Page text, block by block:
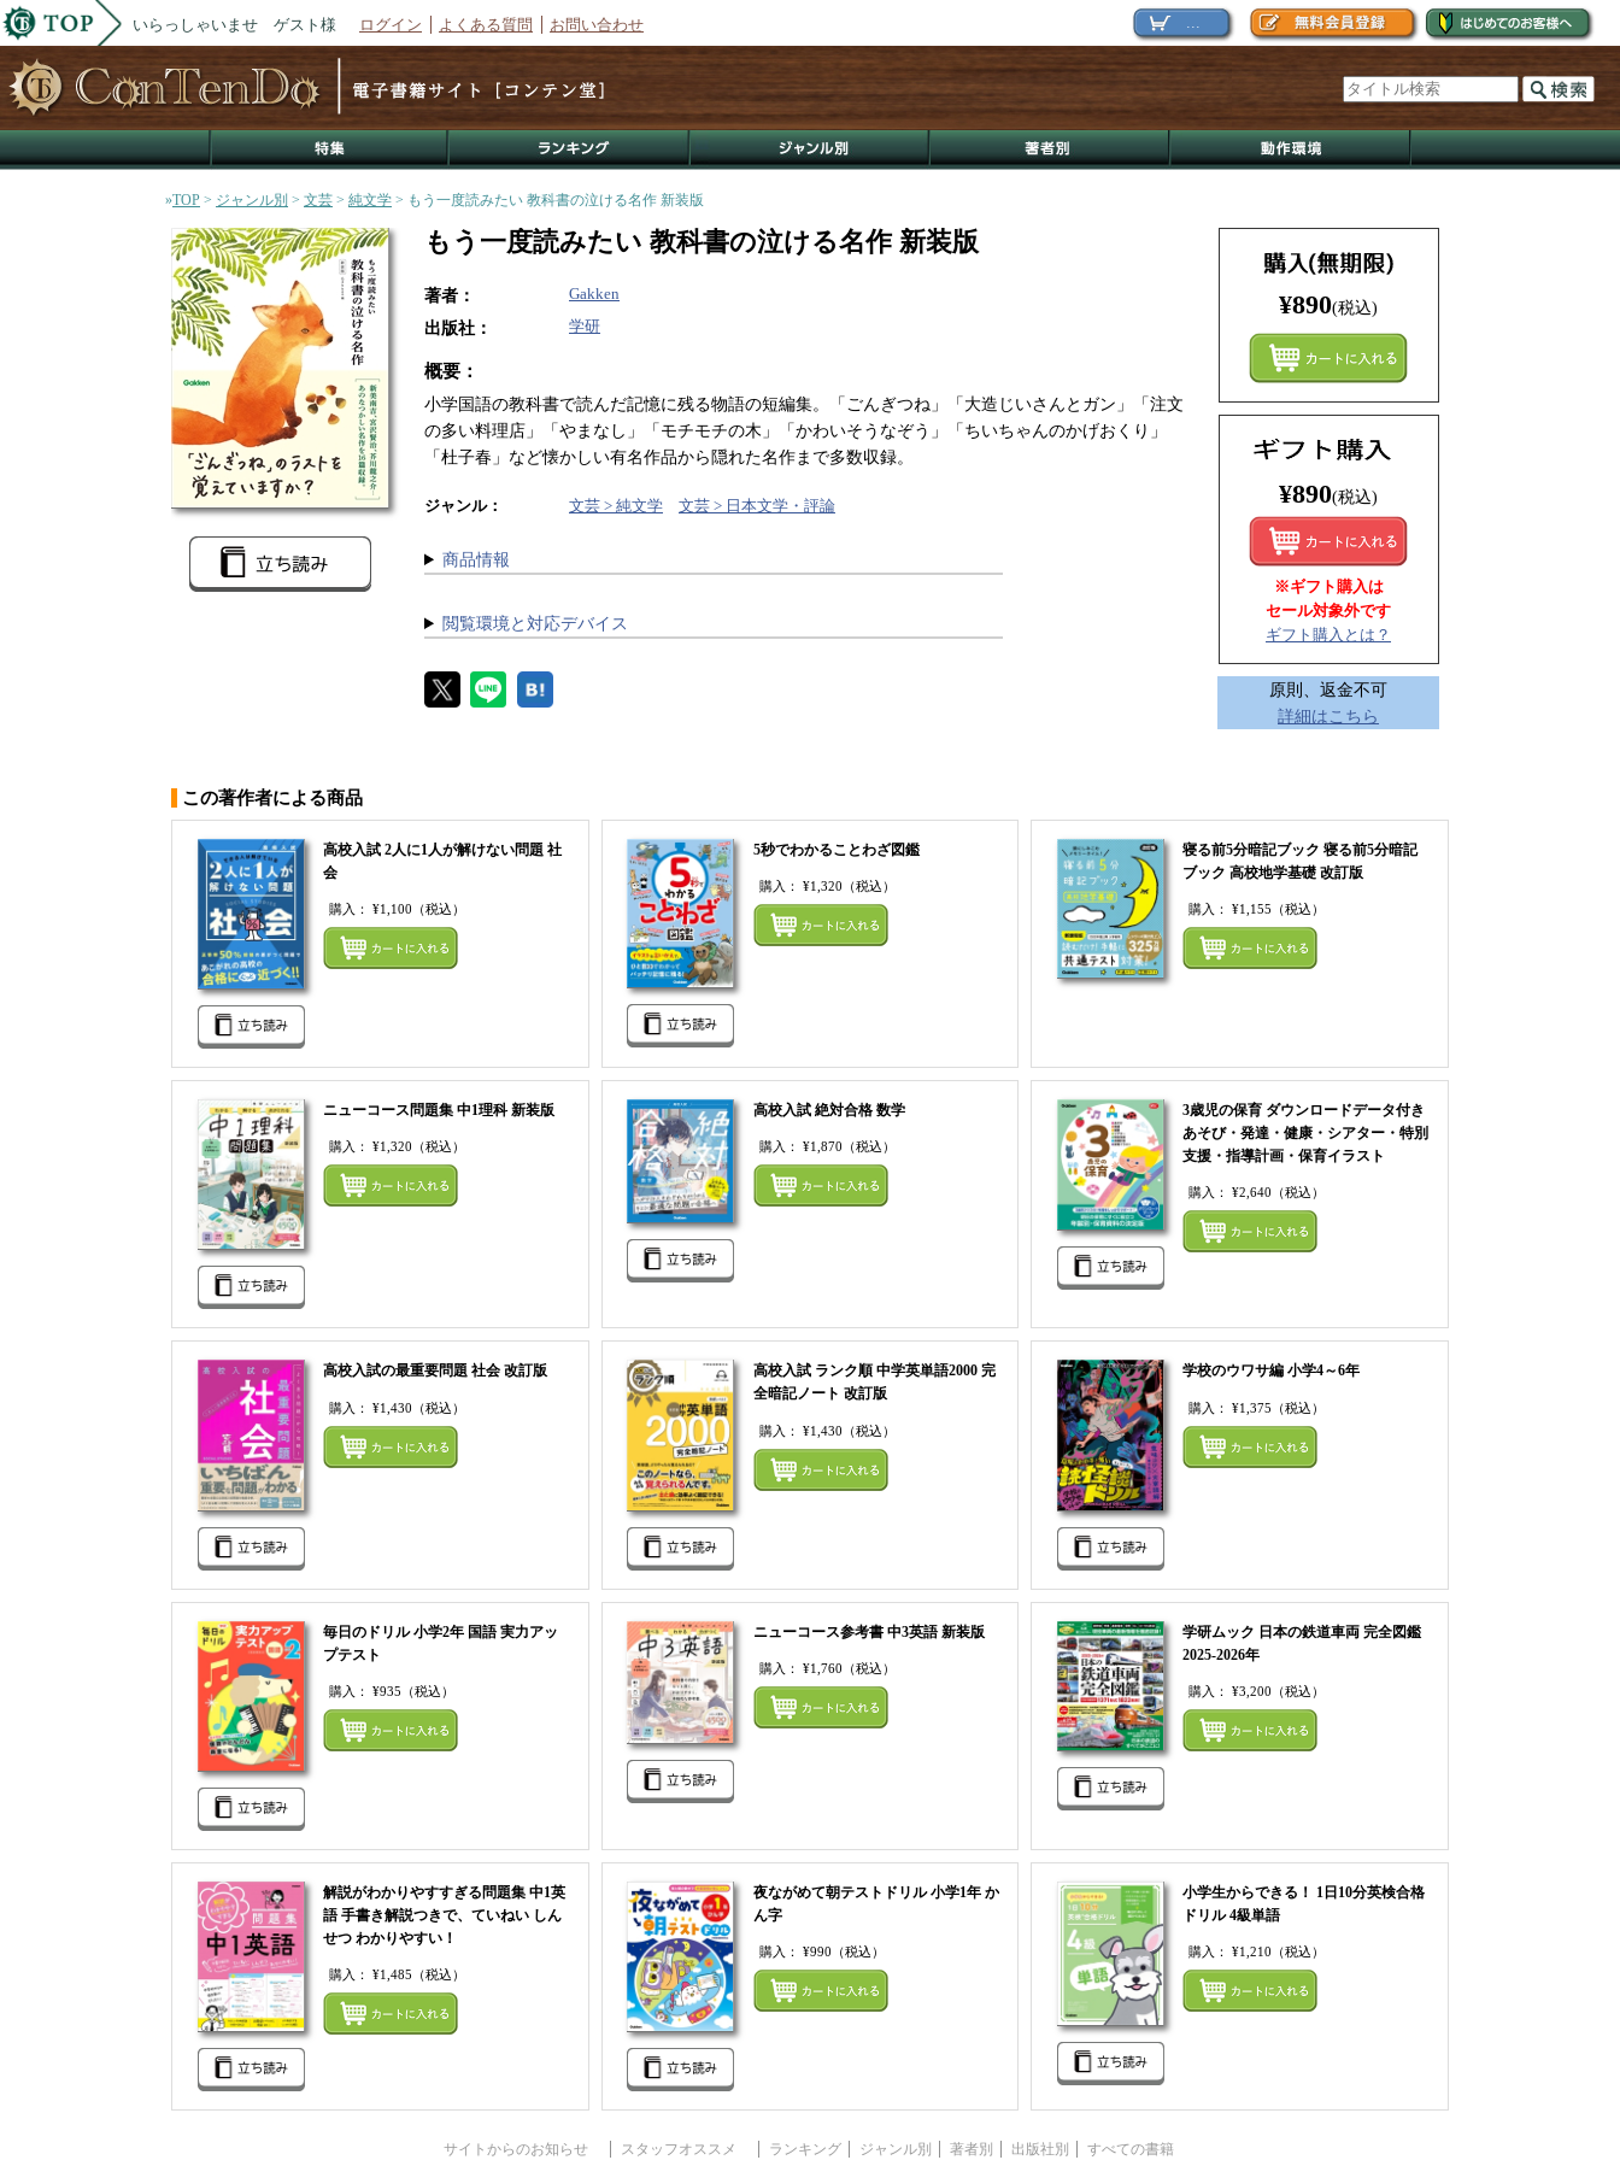
いらっしゃいませ ゲスト様 ログイン よくある質問 お問い合わせ
»TOP > ジャンル別 > 文芸 > 純文学 > もう一度読みたい 教科書の泣ける名作 新装版
もう一度読みたい 教科書の泣ける名作 新装版
著者： Gakken
出版社： 学研
概要：
小学国語の教科書で読んだ記憶に残る物語の短編集。「ごんぎつね」「大造じいさんとガン」「注文
の多い料理店」「やまなし」「モチモチの木」「かわいそうなぞう」「ちいちゃんのかげおくり」
「杜子春」など懐かしい有名作品から隠れた名作まで多数収録。
ジャンル： 文芸 > 純文学 文芸 > 日本文学・評論
商品情報
閲覧環境と対応デバイス
¥890(税込)
¥890(税込)
※ギフト購入は
セール対象外です
ギフト購入とは？
原則、返金不可
詳細はこちら
この著作者による商品
高校入試 2人に1人が解けない問題 社
会
購入： ¥1,100 （税込）
まとめてカートにいれる
5秒でわかることわざ図鑑
購入： ¥1,320 （税込）
まとめてカートにいれる
寝る前5分暗記ブック 寝る前5分暗記
ブック 高校地学基礎 改訂版
購入：¥1,155 （税込）
ニューコース問題集 中1理科 新装版
購入： ¥1,320 （税込）
まとめてカートにいれる
高校入試 絶対合格 数学
購入： ¥1,870 （税込）
まとめてカートにいれる
3歳児の保育 ダウンロードデータ付き
あそび・発達・健康・シアター・特別
支援・指導計画・保育イラスト
購入：¥2,640 （税込）
高校入試の最重要問題 社会 改訂版
購入： ¥1,430 （税込）
まとめてカートにいれる
高校入試 ランク順 中学英単語2000 完
全暗記ノート 改訂版
購入： ¥1,430 （税込）
まとめてカートにいれる
学校のウワサ編 小学4～6年
購入：¥1,375 （税込）
毎日のドリル 小学2年 国語 実力アッ
プテスト
購入： ¥935 （税込）
まとめてカートにいれる
ニューコース参考書 中3英語 新装版
購入： ¥1,760 （税込）
まとめてカートにいれる
学研ムック 日本の鉄道車両 完全図鑑
2025-2026年
購入：¥3,200 （税込）
解説がわかりやすすぎる問題集 中1英
語 手書き解説つきで、ていねい しん
せつ わかりやすい！
購入： ¥1,485 （税込）
まとめてカートにいれる
夜ながめて朝テストドリル 小学1年 か
ん字
購入： ¥990 （税込）
まとめてカートにいれる
小学生からできる！ 1日10分英検合格
ドリル 4級単語
購入：¥1,210 （税込）
サイトからのお知らせ スタッフオススメ ランキング ジャンル別 著者別 出版社別 すべての書籍